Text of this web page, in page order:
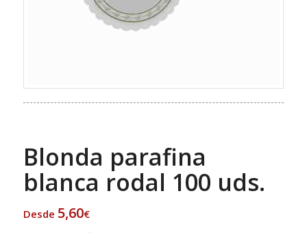
Blonda parafina
blanca rodal 100 uds.
Desde 5,60€